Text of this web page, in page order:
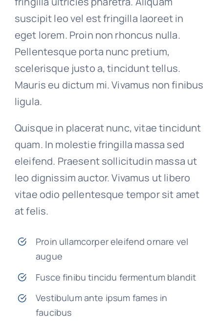
suscipit leo vel est fringilla laoreet in
eget lorem. Proin non rhoncus nulla.
Pellentesque porta nunc pretium,
scelerisque justo a, tincidunt tellus.
Mauris eu dictum mi. Vivamus non finibus
ligula.
Quisque in placerat nunc, vitae tincidunt
quam. In molestie fringilla massa sed
eleifend. Praesent sollicitudin massa ut
leo dignissim auctor. Vivamus ut libero
vitae odio pellentesque tempor sit amet
at felis.
Proin ullamcorper eleifend ornare vel
augue
Fusce finibu tincidu fermentum blandit
Vestibulum ante ipsum fames in
faucibus